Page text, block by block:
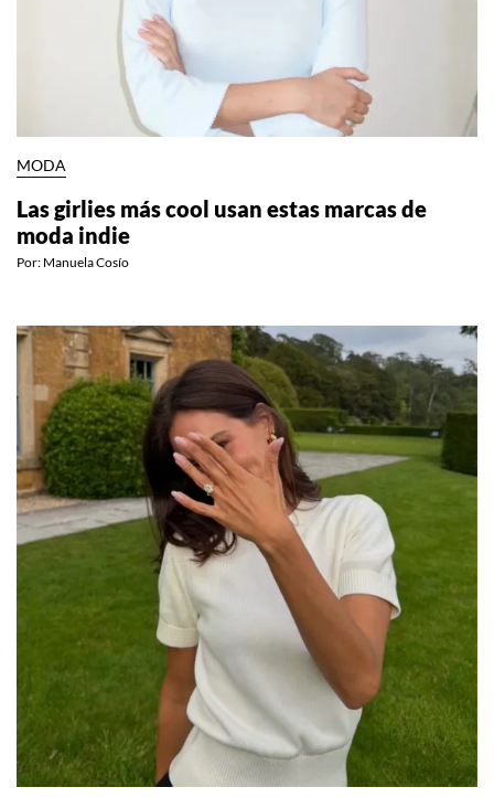
MODA
Las girlies más cool usan estas marcas de
moda indie
Por: Manuela Cosío